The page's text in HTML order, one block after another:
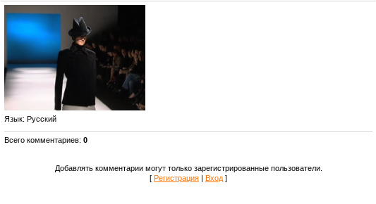
Язык: Русский
Всего комментариев: 0
Добавлять комментарии могут только зарегистрированные пользователи.
[ Регистрация Вход ]